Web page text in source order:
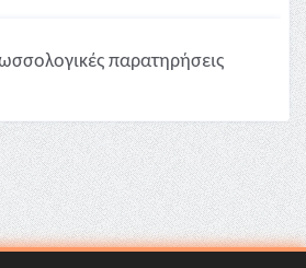
παρατηρήσεις